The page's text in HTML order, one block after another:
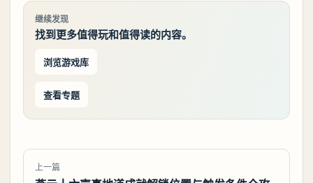
继续发现
找到更多值得玩和值得读的内容。
浏览游戏库
查看专题
上一篇